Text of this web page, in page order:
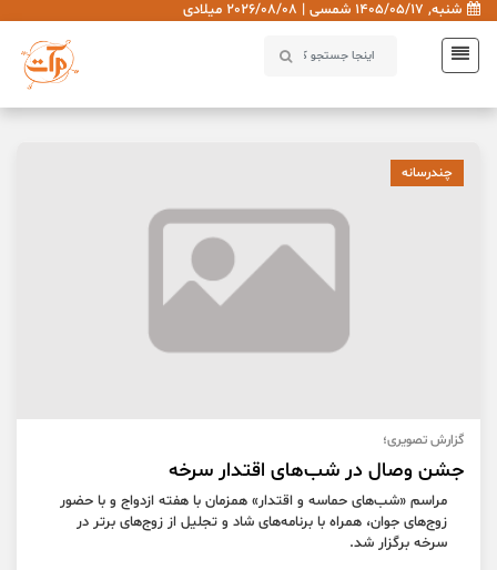
شنبه, 1405/05/17 شمسی | 2026/08/08 میلادی
چندرسانه
گزارش تصویری؛
جشن وصال در شب‌های اقتدار سرخه
مراسم «شب‌های حماسه و اقتدار» همزمان با هفته ازدواج و با حضور
زوج‌های جوان، همراه با برنامه‌های شاد و تجلیل از زوج‌های برتر در
سرخه برگزار شد.